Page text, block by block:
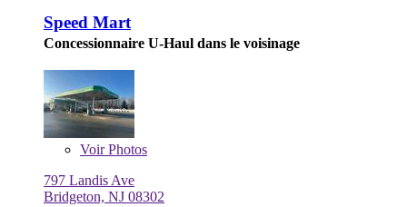
Speed Mart
Concessionnaire U-Haul dans le voisinage
VoirPhotos
797 Landis Ave
Bridgeton, NJ 08302